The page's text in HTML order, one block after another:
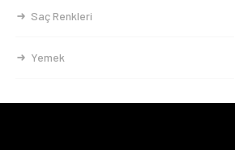
Saç Renkleri
Yemek